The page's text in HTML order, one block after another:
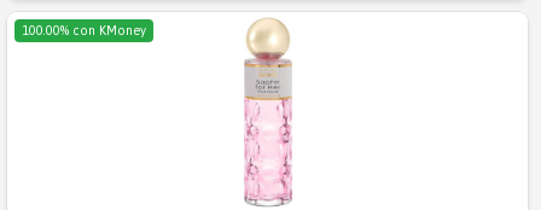
100.00% con KMoney